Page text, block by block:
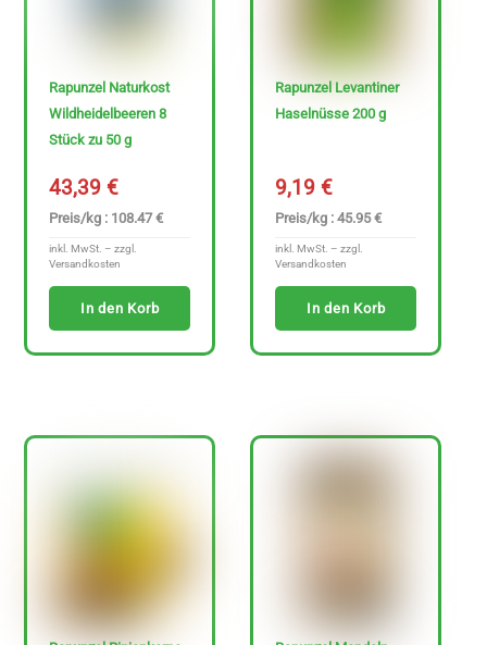
Rapunzel Naturkost
Wildheidelbeeren 8
Stück zu 50 g
43,39€
Preis/kg : 108.47 €
inkl. MwSt. – zzgl.
Versandkosten
In den Korb
Rapunzel Levantiner
Haselnüsse 200 g
9,19€
Preis/kg : 45.95 €
inkl. MwSt. – zzgl.
Versandkosten
In den Korb